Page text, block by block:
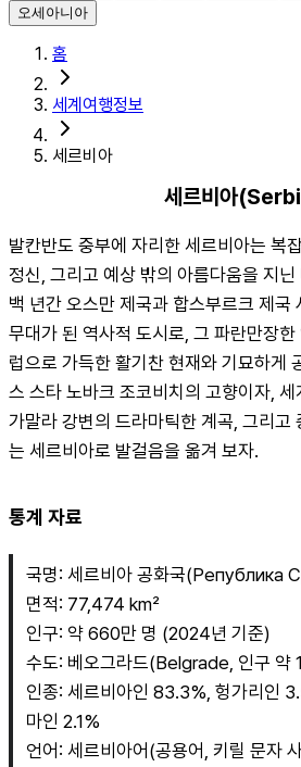
오세아니아
홈
세계여행정보
세르비아
세르비아
발칸반도 중부에 자리한 세르비아는 복
정신, 그리고 예상 밖의 아름다움을 지
백 년간 오스만 제국과 합스부르크 제국
무대가 된 역사적 도시로, 그 파란만장
럽으로 가득한 활기찬 현재와 기묘하게
스 스타 노바크 조코비치의 고향이자,
가말라 강변의 드라마틱한 계곡, 그리고
는 세르비아로 발걸음을 옮겨 보자.
통계 자료
국명: 세르비아 공화국(Република
면적: 77,474 km²
인구: 약 660만 명 (2024년 기준)
수도: 베오그라드(Belgrade, 인구 약
인종: 세르비아인 83.3%, 헝가리인
마인 2.1%
언어: 세르비아어(공용어, 키릴 문자